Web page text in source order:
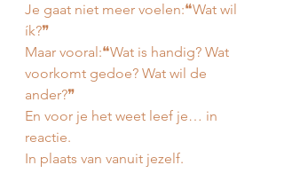
Je gaat niet meer voelen:❝Wat wil
ík?❞
Maar vooral:❝Wat is handig? Wat
voorkomt gedoe? Wat wil de
ander?❞
En voor je het weet leef je… in
reactie.
In plaats van vanuit jezelf.